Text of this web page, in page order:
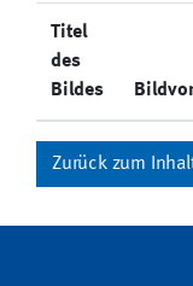
Titel
des
Bildes
Zurück zum